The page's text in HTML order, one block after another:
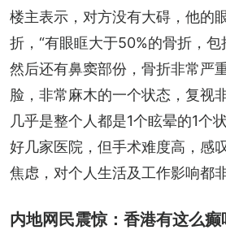
楼主表示，对方没有大碍，他的
折，“有眼眶大于50%的骨折，包
然后还有鼻窦部份，骨折非常严
脸，非常麻木的一个状态，复视
几乎是整个人都是1个眩晕的1个
好几家医院，但手术难度高，感
焦虑，对个人生活及工作影响都非
内地网民震惊：香港有这么癫